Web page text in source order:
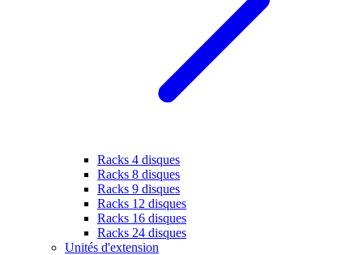
Racks 4 disques
Racks 8 disques
Racks 9 disques
Racks 12 disques
Racks 16 disques
Racks 24 disques
Unités d'extension